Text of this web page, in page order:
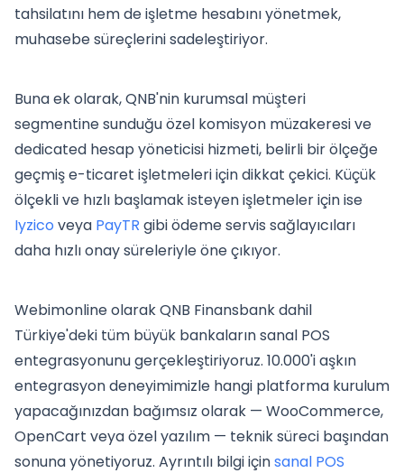
tahsilatını hem de işletme hesabını yönetmek,
muhasebe süreçlerini sadeleştiriyor.
Buna ek olarak, QNB'nin kurumsal müşteri
segmentine sunduğu özel komisyon müzakeresi ve
dedicated hesap yöneticisi hizmeti, belirli bir ölçeğe
geçmiş e-ticaret işletmeleri için dikkat çekici. Küçük
ölçekli ve hızlı başlamak isteyen işletmeler için ise
Iyzico veya PayTR gibi ödeme servis sağlayıcıları
daha hızlı onay süreleriyle öne çıkıyor.
Webimonline olarak QNB Finansbank dahil
Türkiye'deki tüm büyük bankaların sanal POS
entegrasyonunu gerçekleştiriyoruz. 10.000'i aşkın
entegrasyon deneyimimizle hangi platforma kurulum
yapacağınızdan bağımsız olarak — WooCommerce,
OpenCart veya özel yazılım — teknik süreci başından
sonuna yönetiyoruz. Ayrıntılı bilgi içinsanal POS